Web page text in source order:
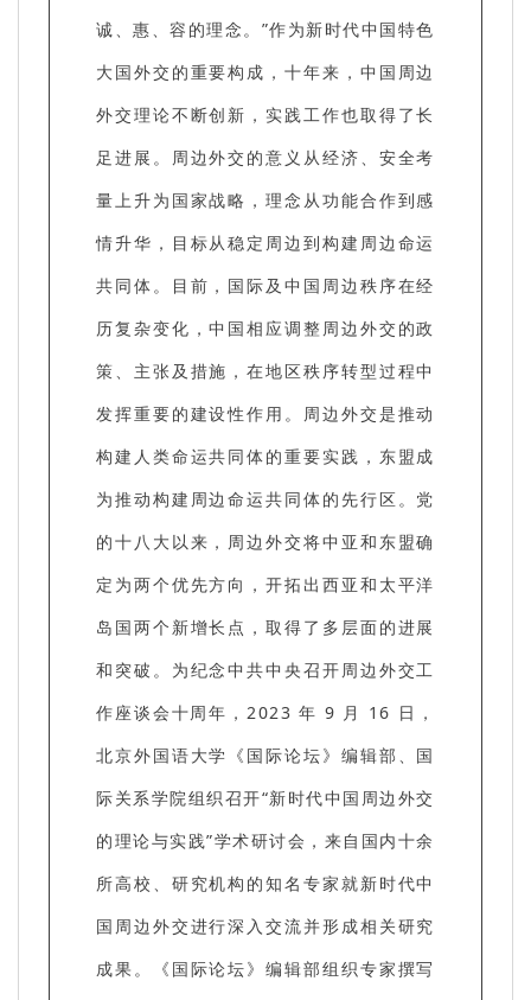
诚、惠、容的理念。”作为新时代中国特色
大国外交的重要构成，十年来，中国周边
外交理论不断创新，实践工作也取得了长
足进展。周边外交的意义从经济、安全考
量上升为国家战略，理念从功能合作到感
情升华，目标从稳定周边到构建周边命运
共同体。目前，国际及中国周边秩序在经
历复杂变化，中国相应调整周边外交的政
策、主张及措施，在地区秩序转型过程中
发挥重要的建设性作用。周边外交是推动
构建人类命运共同体的重要实践，东盟成
为推动构建周边命运共同体的先行区。党
的十八大以来，周边外交将中亚和东盟确
定为两个优先方向，开拓出西亚和太平洋
岛国两个新增长点，取得了多层面的进展
和突破。为纪念中共中央召开周边外交工
作座谈会十周年，2023 年 9 月 16 日，
北京外国语大学《国际论坛》编辑部、国
际关系学院组织召开“新时代中国周边外交
的理论与实践”学术研讨会，来自国内十余
所高校、研究机构的知名专家就新时代中
国周边外交进行深入交流并形成相关研究
成果。《国际论坛》编辑部组织专家撰写